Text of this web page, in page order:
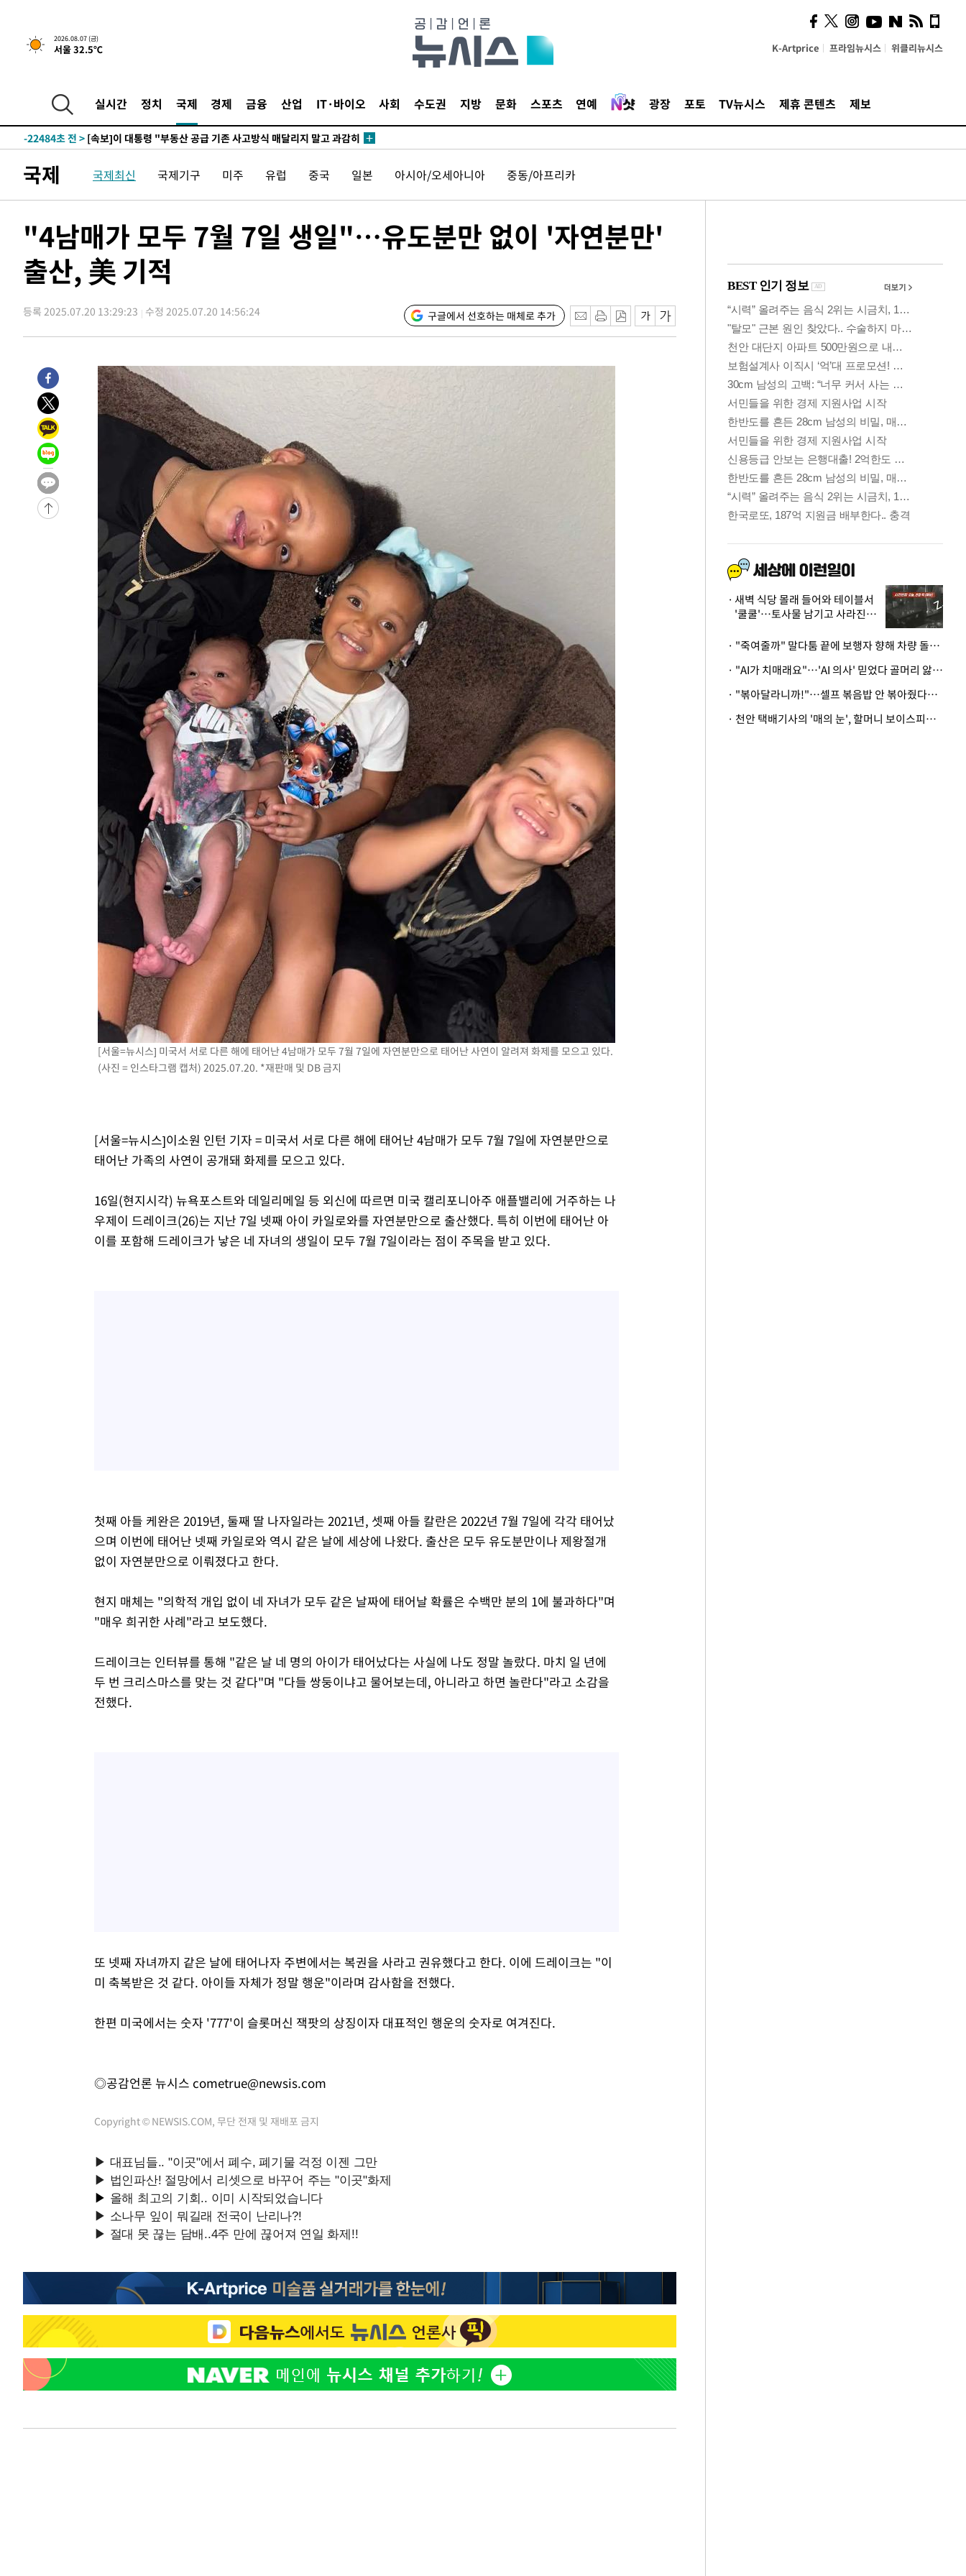
2026.08.07 (금)
서울 32.5℃ K-Artprice 프라임뉴시스 위클리뉴시스
실시간 정치 국제 경제 금융 산업 IT·바이오 사회 수도권 지방 문화 스포츠 연예 광장 포토 TV뉴시스 제휴 콘텐츠 제보
38초 전 >[속보]규제합리화위원회 부위원장에 김태유 서울대 공대 교수…이병태
-27173초 전 >
미 사업체 일자리, 7월에 2.3만개 순감하고 그 전 2개월 10.3만개
하향수정 (2보)
-26621초 전 >
↓
-22484초 전 > [속보]이 대통령 "부동산 공급 기존 사고방식 매달리지 말고 과감히
운드는 임시"
-13137초 전 >
"낮 기온 소폭 하락"…수도권 폭염중대경보, 폭염경보로 하향
-13101초 전 >[속보]이 대통령, '호우피해' 안동·의성 관할 4개 면 특별재난지역
갈 수도
-11035초 전 > 낮 최고 37도 찜통더위…곳곳 소나기·강원 많은 비[내일날씨]
-9341초 전 >
SK하이닉스, 용인·청주 팹에 54조 투자…"AI 메모리 수요 선제 대
응"
-6197초 전 >여자배구 이재영·이다영 자매, 아제르바이잔 투란VC 입단
-5184초 전 > [속보]코스닥, 2.86포인트(0.36%) 내린 798.81마감
-5137초 전 >[속보]코스피, 6200선 약보합…0.60% 내린 6258.77에 마쳐
-5006초 전 >
[속보] 노원서 40.1도 관측…서울, 2018년 이후 첫 40도
-2096초 전 >
[속보]종합특검, '계엄 수용공간 확보' 신용해 前교정본부장 기소
-969초 전 >
외신들도 주목한 韓축구 파문…"국민적 공분에 수사 재개"
-940초 전 >
11시간 압수수색에 성접대 파문까지…'쑥대밭' 된 축구협회
38초 전 >
[속보]규제합리화위원회 부위원장에 김태유 서울대 공대 교수…이병태
후임
-30034초 전 >
이강인, 폭염 속 AT마드리드 첫 훈련…80명 식사 대접까지(종합)
-27173초 전 >
미 사업체 일자리, 7월에 2.3만개 순감하고 그 전 2개월 10.3만개
하향수정 (2보)
-26621초 전 >
[속보] 미 사업체, 일자리 7월에 2.3만 개 줄어…실업률은 4.1%로
[속보]이 대통령 "부동산 공급 기존 사고방식 매달리지 말고 과감히
이란, "오만과 '중앙 단일 루트' 합의…북쪽 인바운드·남쪽 아웃바
"낮 기온 소폭 하락"…수도권 폭염중대경보, 폭염경보로 하향
[속보]이 대통령, '호우피해' 안동·의성 관할 4개 면 특별재난지역
[단독]중수청 지원 검사들, 정원 초과 시 낮은 계급 임용…희망지 못
낮 최고 37도 찜통더위…곳곳 소나기·강원 많은 비[내일날씨]
SK하이닉스, 용인·청주 팹에 54조 투자…"AI 메모리 수요 선제 대
여자배구 이재영·이다영 자매, 아제르바이잔 투란VC 입단
외국인 심판 성 접대 7경기 들여다보니…한국 축구 '5승 2무'
[속보]코스닥, 2.86포인트(0.36%) 내린 798.81마감
[속보]코스피, 6200선 약보합…0.60% 내린 6258.77에 마쳐
[속보]원·달러 환율, 7.7원 내린 1416.1원 마감
[속보] 노원서 40.1도 관측…서울, 2018년 이후 첫 40도
[속보]종합특검, '계엄 수용공간 확보' 신용해 前교정본부장 기소
외신들도 주목한 韓축구 파문…"국민적 공분에 수사 재개"
11시간 압수수색에 성접대 파문까지…'쑥대밭' 된 축구협회
[속보]규제합리화위원회 부위원장에 김태유 서울대 공대 교수…이병태
국제 국제최신 국제기구 미주 유럽 중국 일본 아시아/오세아니아 중동/아프리카
"4남매가 모두 7월 7일 생일"…유도분만 없이 '자연분만'
출산, 美 기적
등록 2025.07.20 13:29:23 수정 2025.07.20 14:56:24 구글에서 선호하는 매체로 추가
[서울=뉴시스] 미국서 서로 다른 해에 태어난 4남매가 모두 7월 7일에 자연분만으로 태어난 사연이 알려져 화제를 모으고 있다.
(사진 = 인스타그램 캡처) 2025.07.20. *재판매 및 DB 금지
[서울=뉴시스]이소원 인턴 기자 = 미국서 서로 다른 해에 태어난 4남매가 모두 7월 7일에 자연분만으로
태어난 가족의 사연이 공개돼 화제를 모으고 있다.
16일(현지시각) 뉴욕포스트와 데일리메일 등 외신에 따르면 미국 캘리포니아주 애플밸리에 거주하는 나
우제이 드레이크(26)는 지난 7일 넷째 아이 카일로와를 자연분만으로 출산했다. 특히 이번에 태어난 아
이를 포함해 드레이크가 낳은 네 자녀의 생일이 모두 7월 7일이라는 점이 주목을 받고 있다.
첫째 아들 케완은 2019년, 둘째 딸 나자일라는 2021년, 셋째 아들 칼란은 2022년 7월 7일에 각각 태어났
으며 이번에 태어난 넷째 카일로와 역시 같은 날에 세상에 나왔다. 출산은 모두 유도분만이나 제왕절개
없이 자연분만으로 이뤄졌다고 한다.
현지 매체는 "의학적 개입 없이 네 자녀가 모두 같은 날짜에 태어날 확률은 수백만 분의 1에 불과하다"며
"매우 희귀한 사례"라고 보도했다.
드레이크는 인터뷰를 통해 "같은 날 네 명의 아이가 태어났다는 사실에 나도 정말 놀랐다. 마치 일 년에
두 번 크리스마스를 맞는 것 같다"며 "다들 쌍둥이냐고 물어보는데, 아니라고 하면 놀란다"라고 소감을
전했다.
또 넷째 자녀까지 같은 날에 태어나자 주변에서는 복권을 사라고 권유했다고 한다. 이에 드레이크는 "이
미 축복받은 것 같다. 아이들 자체가 정말 행운"이라며 감사함을 전했다.
한편 미국에서는 숫자 '777'이 슬롯머신 잭팟의 상징이자 대표적인 행운의 숫자로 여겨진다.
◎공감언론 뉴시스 cometrue@newsis.com
Copyright © NEWSIS.COM, 무단 전재 및 재배포 금지
시, 스마트폰 액세서리에
NFC 더했다
새벽 식당 몰래 들어와 테이블서
'쿨쿨'…토사물 남기고 사라진 남
· "죽여줄까" 말다툼 끝에 보행자 향해 차량 돌진…50대 여성 중상
· "AI가 치매래요"…'AI 의사' 믿었다 골머리 앓는 美 의료계 '경고'
· "볶아달라니까!"…셀프 볶음밥 안 볶아줬다고 사장 폭행한 손님
· 천안 택배기사의 '매의 눈', 할머니 보이스피싱 피해 막아